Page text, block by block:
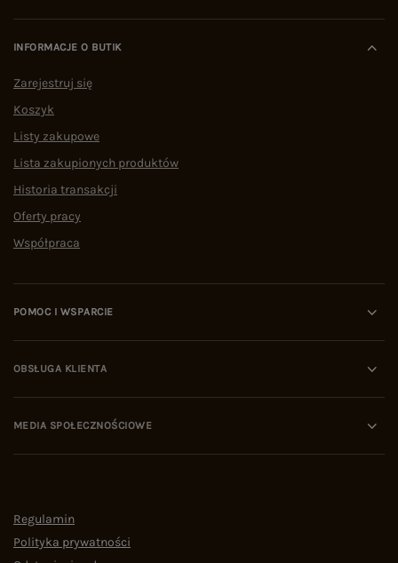
INFORMACJE O BUTIK
Zarejestruj się
Koszyk
Listy zakupowe
Lista zakupionych produktów
Historia transakcji
Oferty pracy
Współpraca
POMOC I WSPARCIE
OBSŁUGA KLIENTA
MEDIA SPOŁECZNOŚCIOWE
Regulamin
Polityka prywatności